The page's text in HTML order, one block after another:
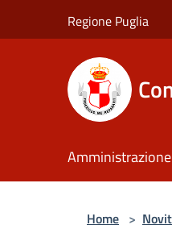
Regione Puglia
Amministrazione
Home >